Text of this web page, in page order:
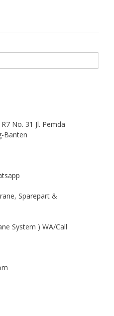
No. 31 Jl. Pemda
Banten
Sparepart &
System ) WA/Call